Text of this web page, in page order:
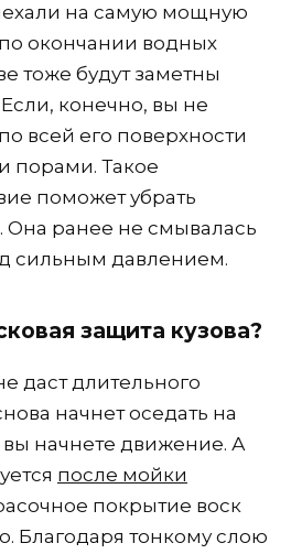
на самую мощную
окончании водных
тоже будут заметны
конечно, вы не
всей его поверхности
порами. Такое
поможет убрать
Она ранее не смывалась
сильным давлением.
защита кузова?
даст длительного
начнет оседать на
вы начнете движение. А
после мойки
покрытие воск
Благодаря тонкому слою